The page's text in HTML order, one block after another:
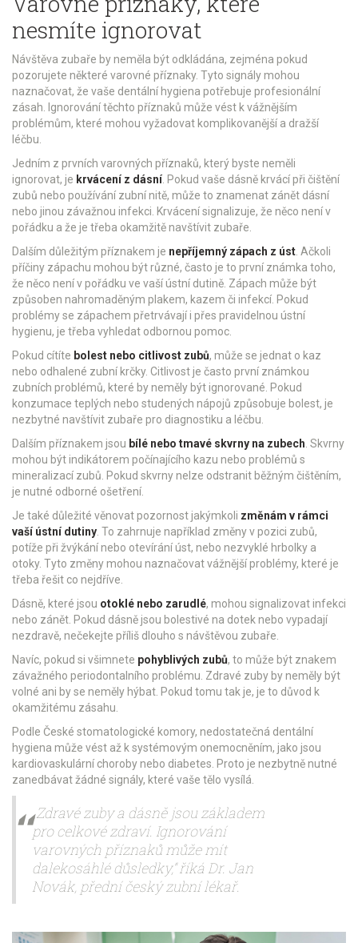
nesmíte ignorovat
Návštěva zubaře by neměla být odkládána, zejména pokud
pozorujete některé varovné příznaky. Tyto signály mohou
naznačovat, že vaše dentální hygiena potřebuje profesionální
zásah. Ignorování těchto příznaků může vést k vážnějším
problémům, které mohou vyžadovat komplikovanější a dražší
léčbu.
Jedním z prvních varovných příznaků, který byste neměli
ignorovat, je krvácení z dásní. Pokud vaše dásně krvácí při čištění
zubů nebo používání zubní nitě, může to znamenat zánět dásní
nebo jinou závažnou infekci. Krvácení signalizuje, že něco není v
pořádku a že je třeba okamžitě navštívit zubaře.
Dalším důležitým příznakem je nepříjemný zápach z úst . Ačkoli
příčiny zápachu mohou být různé, často je to první známka toho,
že něco není v pořádku ve vaší ústní dutině. Zápach může být
způsoben nahromaděným plakem, kazem či infekcí. Pokud
problémy se zápachem přetrvávají i přes pravidelnou ústní
hygienu, je třeba vyhledat odbornou pomoc.
Pokud cítíte bolest nebo citlivost zubů, může se jednat o kaz
nebo odhalené zubní krčky. Citlivost je často první známkou
zubních problémů, které by neměly být ignorované. Pokud
konzumace teplých nebo studených nápojů způsobuje bolest, je
nezbytné navštívit zubaře pro diagnostiku a léčbu.
Dalším příznakem jsou bílé nebo tmavé skvrny na zubech . Skvrny
mohou být indikátorem počínajícího kazu nebo problémů s
mineralizací zubů. Pokud skvrny nelze odstranit běžným čištěním,
je nutné odborné ošetření.
Je také důležité věnovat pozornost jakýmkoli změnám v rámci
vaší ústní dutiny . To zahrnuje například změny v pozici zubů,
potíže při žvýkání nebo otevírání úst, nebo nezvyklé hrbolky a
otoky. Tyto změny mohou naznačovat vážnější problémy, které je
třeba řešit co nejdříve.
Dásně, které jsou otoklé nebo zarudlé, mohou signalizovat infekci
nebo zánět. Pokud dásně jsou bolestivé na dotek nebo vypadají
nezdravě, nečekejte příliš dlouho s návštěvou zubaře.
Navíc, pokud si všimnete pohyblivých zubů, to může být znakem
závažného periodontalního problému. Zdravé zuby by neměly být
volné ani by se neměly hýbat. Pokud tomu tak je, je to důvod k
okamžitému zásahu.
Podle České stomatologické komory, nedostatečná dentální
hygiena může vést až k systémovým onemocněním, jako jsou
kardiovaskulární choroby nebo diabetes. Proto je nezbytně nutné
zanedbávat žádné signály, které vaše tělo vysílá.
„Zdravé zuby a dásně jsou základem
pro celkové zdraví. Ignorování
varovných příznaků může mít
dalekosáhlé důsledky,“ říká Dr. Jan
Novák, přední český zubní lékař.